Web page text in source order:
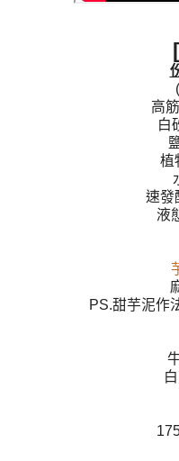
高
白
植
速發
液
PS.甜芋泥作